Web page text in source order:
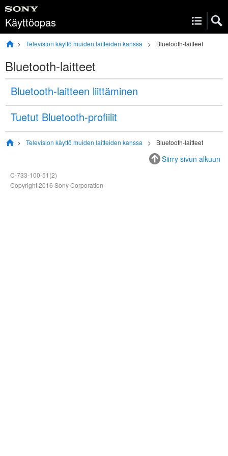
Käyttöopas
Television käyttö muiden laitteiden kanssa Bluetooth-laitteet
Bluetooth-laitteet
Bluetooth-laitteen liittäminen
Tuetut Bluetooth-profiilit
Television käyttö muiden laitteiden kanssa Bluetooth-laitteet
Siirry sivun alkuun
C-733-100-51(2)
Copyright 2016 Sony Corporation